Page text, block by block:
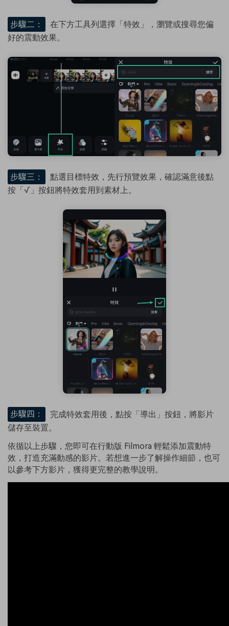
步驟二：
在下方工具列選擇「特效」，瀏覽或搜尋您偏
好的震動效果。
步驟三：
點選目標特效，先行預覽效果，確認滿意後點
按「√」按鈕將特效套用到素材上。
步驟四：
完成特效套用後，點按「導出」按鈕，將影片
儲存至裝置。
依循以上步驟，您即可在行動版 Filmora 輕鬆添加震動特
效，打造充滿動感的影片。若想進一步了解操作細節，也可
以參考下方影片，獲得更完整的教學說明。